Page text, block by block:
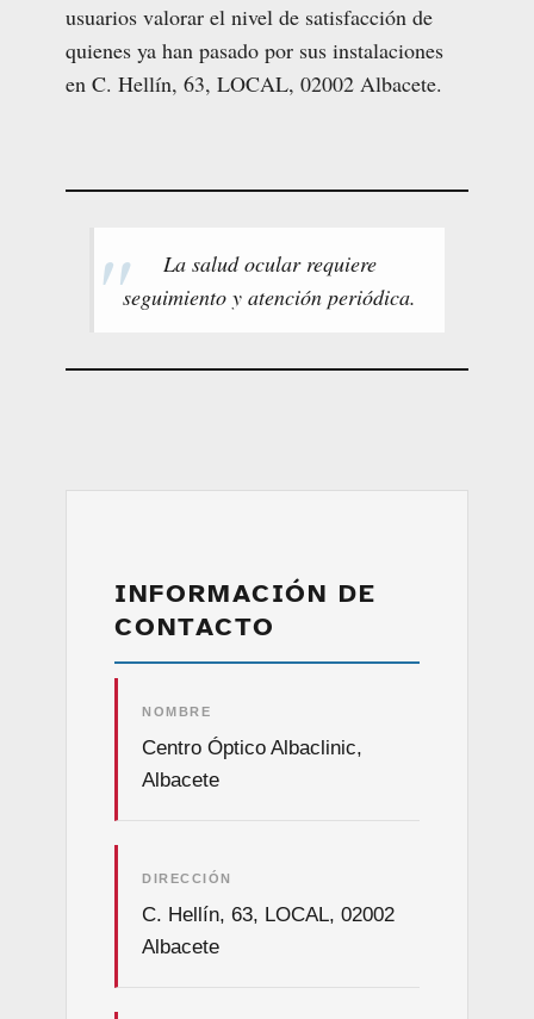
usuarios valorar el nivel de satisfacción de
quienes ya han pasado por sus instalaciones
en C. Hellín, 63, LOCAL, 02002 Albacete.
La salud ocular requiere
seguimiento y atención periódica.
INFORMACIÓN DE
CONTACTO
NOMBRE
Centro Óptico Albaclinic,
Albacete
DIRECCIÓN
C. Hellín, 63, LOCAL, 02002
Albacete